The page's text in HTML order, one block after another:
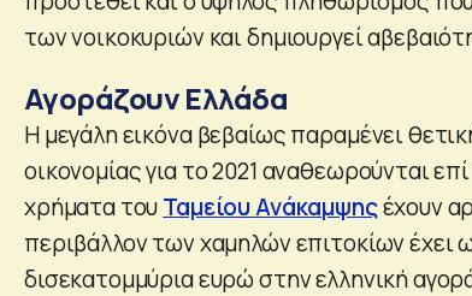
των νοικοκυριών και δημιουργεί
Αγοράζουν Ελλάδα
Η μεγάλη εικόνα βεβαίως παραμένει
οικονομίας για το 2021 αναθεωρούνται
χρήματα τουΤαμείου Ανάκαμψηςέχουν
περιβάλλον των χαμηλών επιτοκίων
δισεκατομμύρια ευρώ στην ελληνική